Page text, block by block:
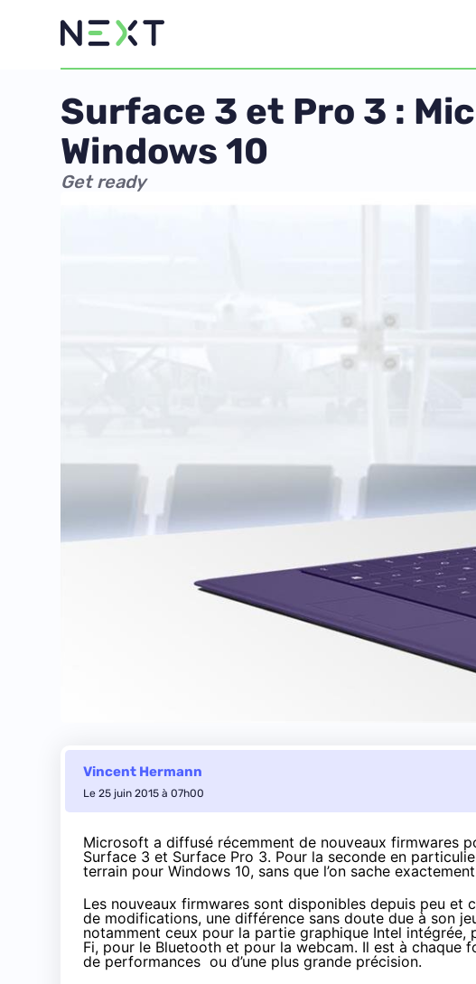
Surface 3 et Pro 3 :
Windows 10
Get ready
Vincent Hermann
Le 25 juin 2015 à 07h00
Microsoft a diffusé récemment de nouveaux firmwares
Surface 3 et Surface Pro 3. Pour la seconde en
terrain pour Windows 10, sans que l’on sache
Les nouveaux firmwares sont disponibles depuis peu et
de modifications, une différence sans doute due à son
notamment ceux pour la partie graphique Intel
Fi, pour le Bluetooth et pour la webcam. Il est à chaque
de performances ou d’une plus grande précision.